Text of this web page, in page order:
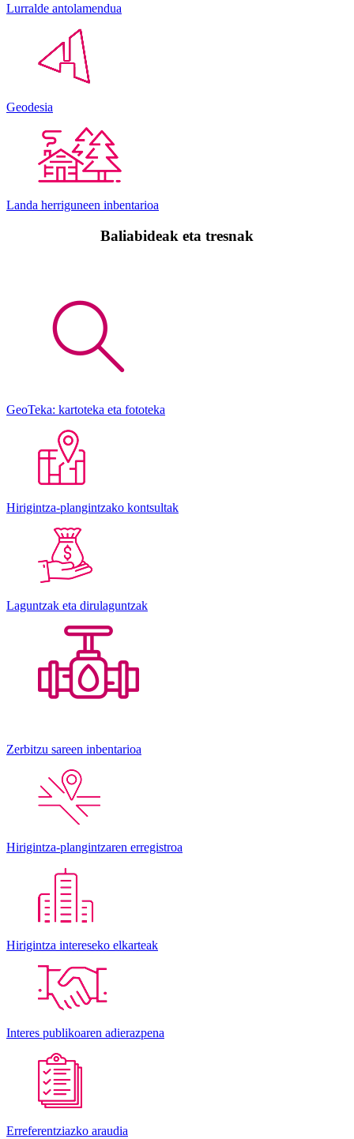
Lurralde antolamendua
Geodesia
Landa herriguneen inbentarioa
Baliabideak eta tresnak
GeoTeka: kartoteka eta fototeka
Hirigintza-plangintzako kontsultak
Laguntzak eta dirulaguntzak
Zerbitzu sareen inbentarioa
Hirigintza-plangintzaren erregistroa
Hirigintza intereseko elkarteak
Interes publikoaren adierazpena
Erreferentziazko araudia